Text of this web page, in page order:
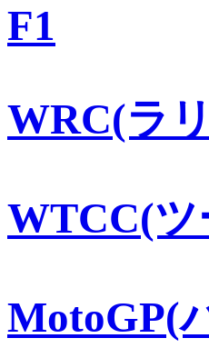
F1
WRC(ラ
WTCC(
MotoGP(